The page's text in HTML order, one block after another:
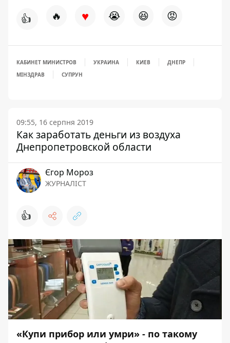
👍 🔥 ♥ 😭 😆 😡
КАБИНЕТ МИНИСТРОВ УКРАИНА КИЕВ
ДНЕПР
МІНЗДРАВ
СУПРУН
09:55, 16 серпня 2019
Как заработать деньги из воздуха
Днепропетровской области
Єгор Мороз
ЖУРНАЛІСТ
👍
«Купи прибор или умри» - по такому